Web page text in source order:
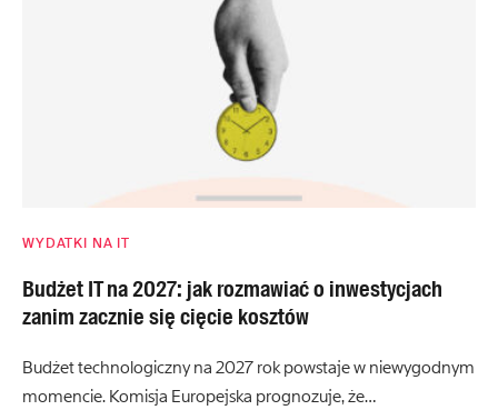
WYDATKI NA IT
Budżet IT na 2027: jak rozmawiać o inwestycjach
zanim zacznie się cięcie kosztów
Budżet technologiczny na 2027 rok powstaje w niewygodnym
momencie. Komisja Europejska prognozuje, że…